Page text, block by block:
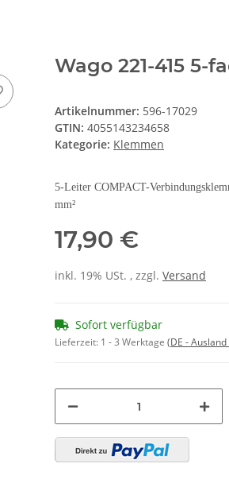
Wago 221-415 5-
Artikelnummer: 596-17029
GTIN: 4055143234658
Kategorie: Klemmen
5-Leiter COMPACT-
mm²
17,90 €
inkl. 19% USt. , zzgl. Versand
Sofort verfügbar
Lieferzeit: 1 - 3 Werktage (DE -